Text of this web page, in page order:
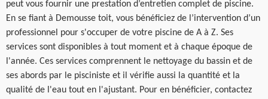
peut vous fournir une prestation d’entretien complet de piscine.
En se fiant à Demousse toit, vous bénéficiez de l’intervention d’un
professionnel pour s'occuper de votre piscine de A à Z. Ses
services sont disponibles à tout moment et à chaque époque de
l'année. Ces services comprennent le nettoyage du bassin et de
ses abords par le pisciniste et il vérifie aussi la quantité et la
qualité de l'eau tout en l'ajustant. Pour en bénéficier, contactez